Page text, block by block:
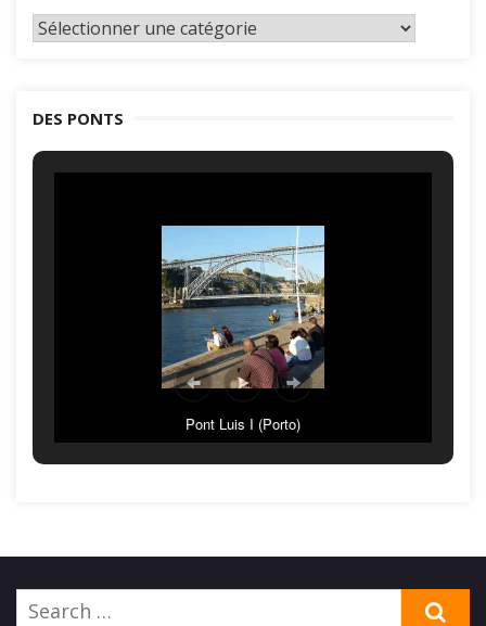
Classement
DES PONTS
Pont Luis I (Porto)
Search